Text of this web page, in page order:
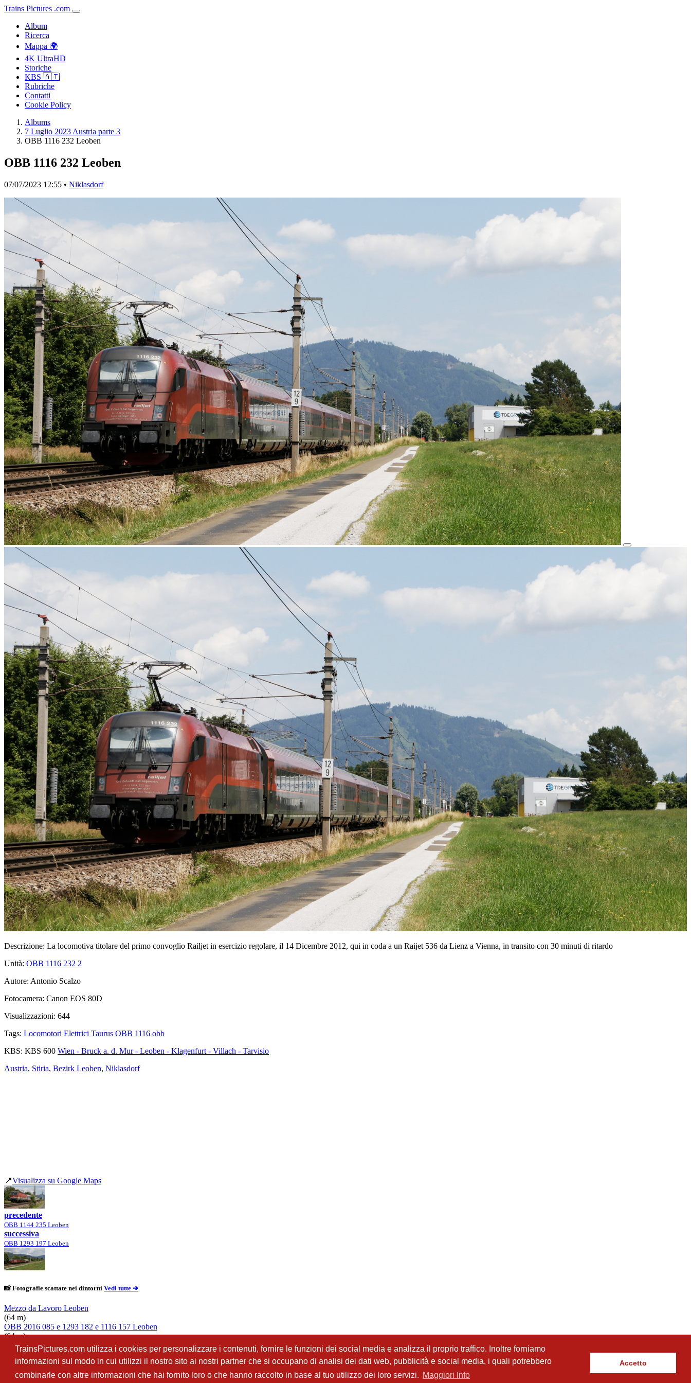
TrainsPictures.com utilizza i cookies per personalizzare i contenuti, fornire le funzioni dei social media e analizza il proprio traffico. Inoltre forniamo
informazioni sul modo in cui utilizzi il nostro sito ai nostri partner che si occupano di analisi dei dati web, pubblicità e social media, i quali potrebbero
combinarle con altre informazioni che hai fornito loro o che hanno raccolto in base al tuo utilizzo dei loro servizi. Maggiori Info
Accetto
Trains Pictures .com
Album
Ricerca
Mappa 🌍
4K UltraHD
Storiche
KBS 🇦🇹
Rubriche
Contatti
Cookie Policy
Albums
7 Luglio 2023 Austria parte 3
OBB 1116 232 Leoben
OBB 1116 232 Leoben
07/07/2023 12:55 • Niklasdorf
Descrizione: La locomotiva titolare del primo convoglio Railjet in esercizio regolare, il 14 Dicembre 2012, qui in coda a un Raijet 536 da Lienz a Vienna, in transito con 30 minuti di ritardo
Unità: OBB 1116 232 2
Autore: Antonio Scalzo
Fotocamera: Canon EOS 80D
Visualizzazioni: 644
Tags: Locomotori Elettrici Taurus OBB 1116 obb
KBS: KBS 600 Wien - Bruck a. d. Mur - Leoben - Klagenfurt - Villach - Tarvisio
Austria, Stiria, Bezirk Leoben, Niklasdorf
📍Visualizza su Google Maps
precedente
OBB 1144 235 Leoben
successiva
OBB 1293 197 Leoben
📸 Fotografie scattate nei dintorni Vedi tutte ➔
Mezzo da Lavoro Leoben
(64 m)
OBB 2016 085 e 1293 182 e 1116 157 Leoben
(64 m)
OBB 1142 640 Schirni e 1144 044 Leoben
(100 m)
OBB 1144 234 Leoben
(100 m)